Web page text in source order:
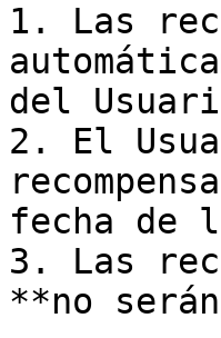
1. Las
del
2. El
fecha de
3. Las
**no